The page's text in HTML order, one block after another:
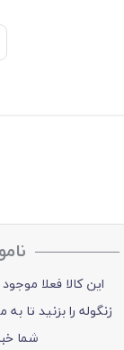
این کالا فعلا
زنگوله را بزنید
شما